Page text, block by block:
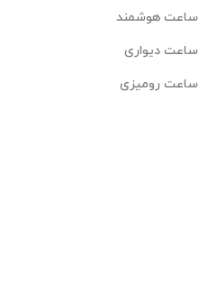
ساعت هوشمند
ساعت دیواری
ساعت رومیزی